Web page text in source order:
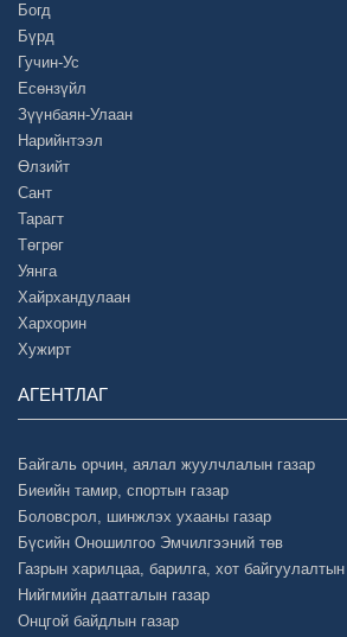
Богд
Бүрд
Гучин-Ус
Есөнзүйл
Зүүнбаян-Улаан
Нарийнтээл
Өлзийт
Сант
Тарагт
Төгрөг
Уянга
Хайрхандулаан
Хархорин
Хужирт
АГЕНТЛАГ
Байгаль орчин, аялал жуулчлалын газар
Биеийн тамир, спортын газар
Боловсрол, шинжлэх ухааны газар
Бүсийн Оношилгоо Эмчилгээний төв
Газрын харилцаа, барилга, хот байгуулалтын
Нийгмийн даатгалын газар
Онцгой байдлын газар